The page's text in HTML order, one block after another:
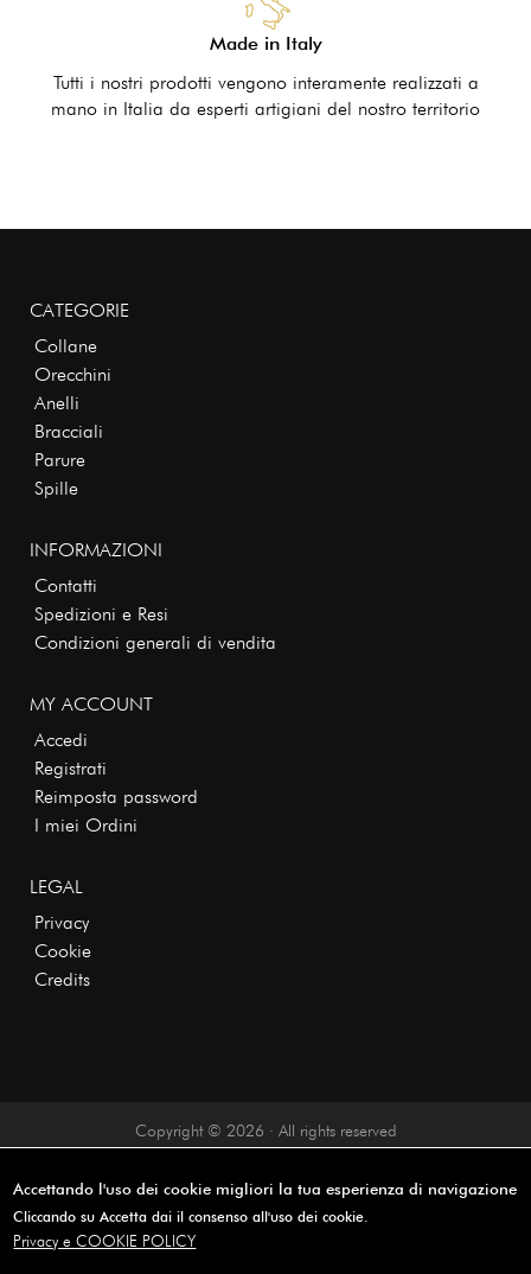
Made in Italy
Tutti i nostri prodotti vengono interamente realizzati a
mano in Italia da esperti artigiani del nostro territorio
CATEGORIE
Collane
Orecchini
Anelli
Bracciali
Parure
Spille
INFORMAZIONI
Contatti
Spedizioni e Resi
Condizioni generali di vendita
MY ACCOUNT
Accedi
Registrati
Reimposta password
I miei Ordini
LEGAL
Privacy
Cookie
Credits
Copyright © 2026 · All rights reserved
Accettando l'uso dei cookie migliori la tua esperienza di navigazione
Cliccando su Accetta dai il consenso all'uso dei cookie.
Privacy e COOKIE POLICY